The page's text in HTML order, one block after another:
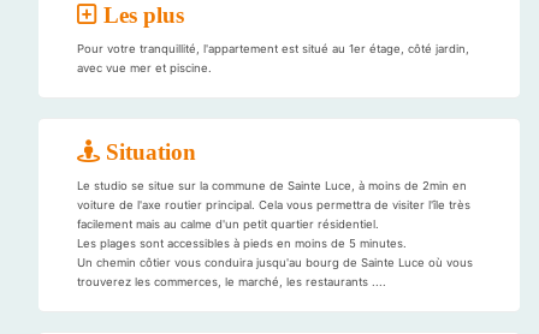
Les plus
Pour votre tranquillité, l'appartement est situé au 1er étage, côté jardin,
avec vue mer et piscine.
Situation
Le studio se situe sur la commune de Sainte Luce, à moins de 2min en
voiture de l'axe routier principal. Cela vous permettra de visiter l'île très
facilement mais au calme d'un petit quartier résidentiel.
Les plages sont accessibles à pieds en moins de 5 minutes.
Un chemin côtier vous conduira jusqu'au bourg de Sainte Luce où vous
trouverez les commerces, le marché, les restaurants ....